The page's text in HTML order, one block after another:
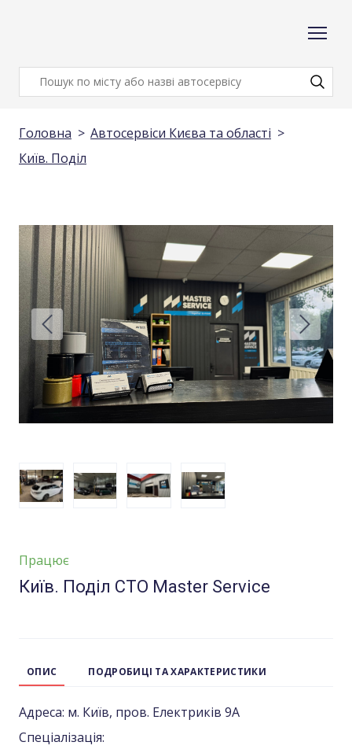
Головна
Автосервіси Києва та області
Київ. Поділ
Працює
Київ. Поділ СТО Master Service
ОПИС ПОДРОБИЦІ ТА ХАРАКТЕРИСТИКИ
Адреса: м. Київ, пров. Електриків 9А
Спеціалізація: